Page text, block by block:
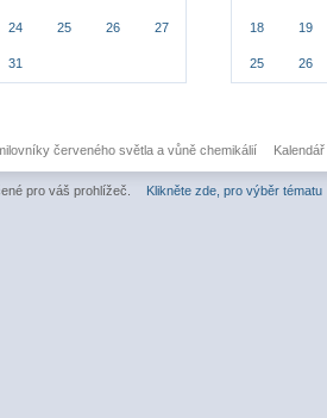
24 25 26 27
31
18 19
25 26
červeného světla a vůně chemikálií Kalendář
pro váš prohlížeč. Klikněte zde, pro výběr tématu